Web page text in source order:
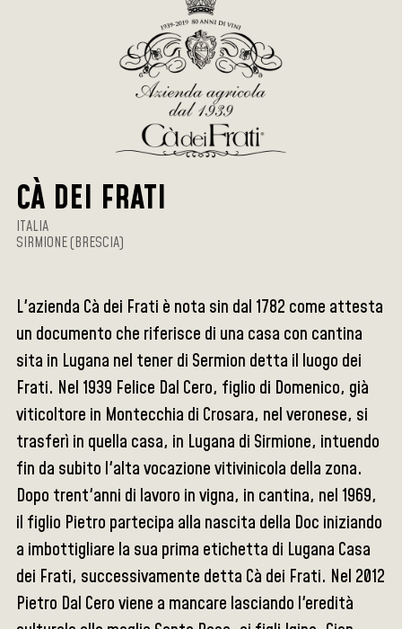
CÀ DEI FRATI
ITALIA
SIRMIONE (BRESCIA)
L'azienda Cà dei Frati è nota sin dal 1782 come attesta
un documento che riferisce di una casa con cantina
sita in Lugana nel tener di Sermion detta il luogo dei
Frati. Nel 1939 Felice Dal Cero, figlio di Domenico, già
viticoltore in Montecchia di Crosara, nel veronese, si
trasferì in quella casa, in Lugana di Sirmione, intuendo
fin da subito l'alta vocazione vitivinicola della zona.
Dopo trent'anni di lavoro in vigna, in cantina, nel 1969,
il figlio Pietro partecipa alla nascita della Doc iniziando
a imbottigliare la sua prima etichetta di Lugana Casa
dei Frati, successivamente detta Cà dei Frati. Nel 2012
Pietro Dal Cero viene a mancare lasciando l'eredità